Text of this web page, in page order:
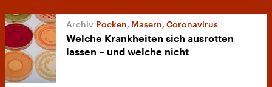
Pocken, Masern, Coronavirus
Welche Krankheiten sich ausrotten
lassen – und welche nicht